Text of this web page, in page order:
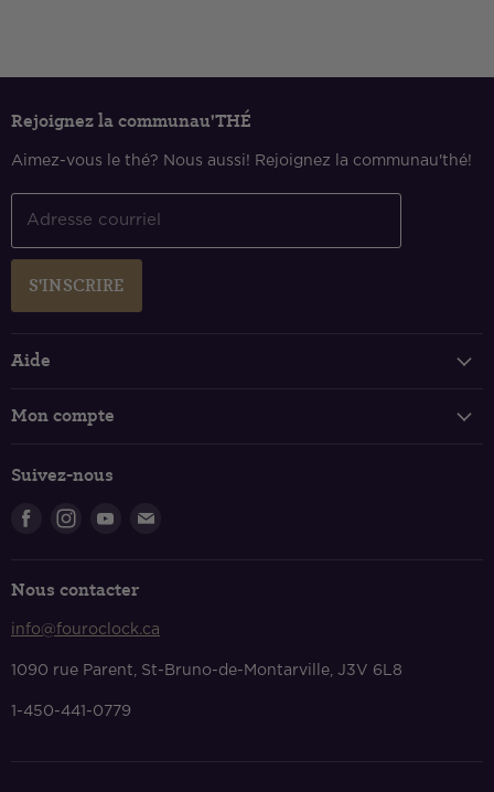
Rejoignez la communau'THÉ
Aimez-vous le thé? Nous aussi! Rejoignez la communau'thé!
Adresse courriel
S'INSCRIRE
Aide
Politique de livraison
Politique de confidentialité
Nous contacter
À propos
Mon compte
Suivez-nous
Trouvez-
Facebook
Trouvez-
Instagram
Trouvez-
Youtube
Nous contacter
info@fouroclock.ca
1090 rue Parent, St-Bruno-de-Montarville, J3V 6L8
1-450-441-0779